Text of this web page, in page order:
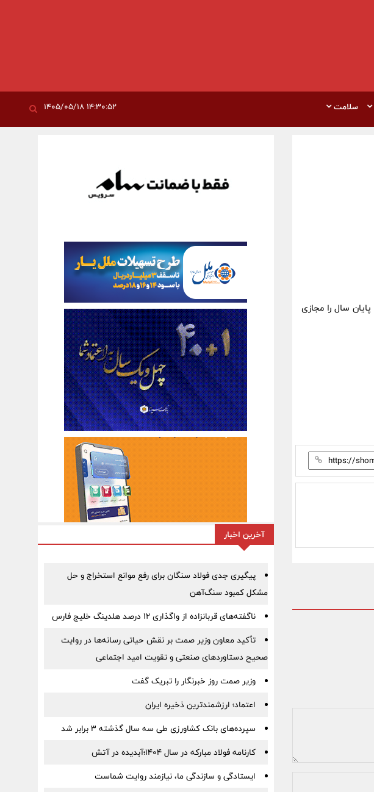
سلامت
سال را مجازی
آخرین اخبار
پیگیری جدی فولاد سنگان برای رفع موانع استخراج و حل
مشکل کمبود سنگ‌آهن
ناگفته‌های قربانزاده از واگذاری ۱۲ درصد هلدینگ خلیج فارس
تأکید معاون وزیر صمت بر نقش حیاتی رسانه‌ها در روایت
صحیح دستاوردهای صنعتی و تقویت امید اجتماعی
وزیر صمت روز خبرنگار را تبریک گفت
اعتماد؛ ارزشمندترین ذخیره ایران
سپرده‌های بانک کشاورزی طی سه سال گذشته ۳ برابر شد
کارنامه فولاد مبارکه در سال ۱۴۰۴؛آبدیده در آتش
ایستادگی و سازندگی ما، نیازمند روایت شماست